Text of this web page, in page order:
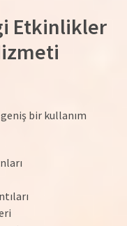
Etkinlikler
bir kullanım